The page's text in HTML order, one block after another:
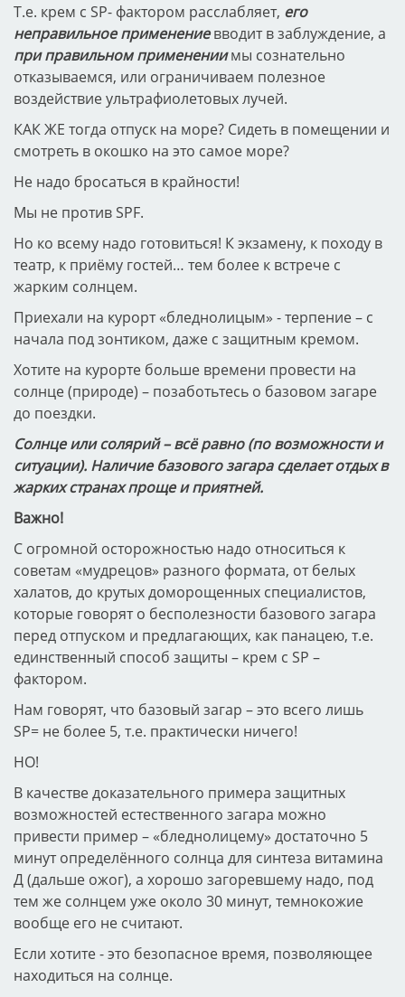
Т.е. крем с SP- фактором расслабляет, его
неправильное применениевводит в заблуждение, а
при правильном применениимы сознательно
отказываемся, или ограничиваем полезное
воздействие ультрафиолетовых лучей.
КАК ЖЕ тогда отпуск на море? Сидеть в помещении и
смотреть в окошко на это самое море?
Не надо бросаться в крайности!
Мы не против SPF.
Но ко всему надо готовиться! К экзамену, к походу в
театр, к приёму гостей… тем более к встрече с
жарким солнцем.
Приехали на курорт «бледнолицым» - терпение – с
начала под зонтиком, даже с защитным кремом.
Хотите на курорте больше времени провести на
солнце (природе) – позаботьтесь о базовом загаре
до поездки.
Солнце или солярий – всё равно (по возможности и
ситуации). Наличие базового загара сделает отдых в
жарких странах проще и приятней.
Важно!
С огромной осторожностью надо относиться к
советам «мудрецов» разного формата, от белых
халатов, до крутых доморощенных специалистов,
которые говорят о бесполезности базового загара
перед отпуском и предлагающих, как панацею, т.е.
единственный способ защиты – крем с SP –
фактором.
Нам говорят, что базовый загар – это всего лишь
SP= не более 5, т.е. практически ничего!
НО!
В качестве доказательного примера защитных
возможностей естественного загара можно
привести пример – «бледнолицему» достаточно 5
минут определённого солнца для синтеза витамина
Д (дальше ожог), а хорошо загоревшему надо, под
тем же солнцем уже около 30 минут, темнокожие
вообще его не считают.
Если хотите - это безопасное время, позволяющее
находиться на солнце.